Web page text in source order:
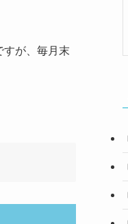
が、毎月末